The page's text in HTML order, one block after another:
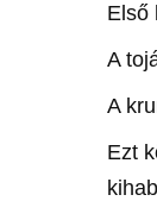
Első
A
A
Ezt